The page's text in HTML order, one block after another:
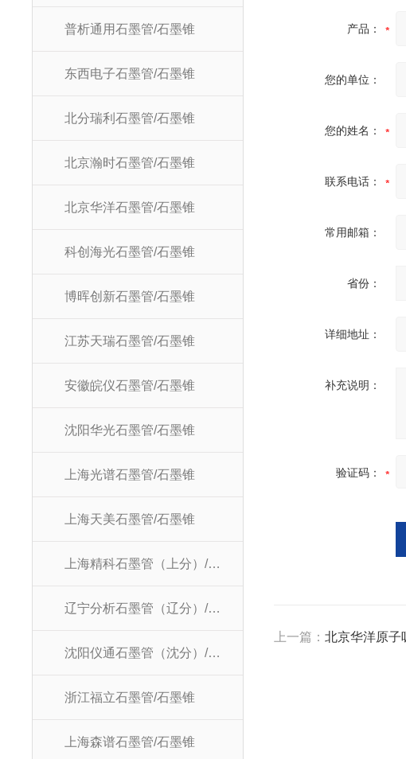
普析通用石墨管/石墨锥
东西电子石墨管/石墨锥
北分瑞利石墨管/石墨锥
北京瀚时石墨管/石墨锥
北京华洋石墨管/石墨锥
科创海光石墨管/石墨锥
博晖创新石墨管/石墨锥
江苏天瑞石墨管/石墨锥
安徽皖仪石墨管/石墨锥
沈阳华光石墨管/石墨锥
上海光谱石墨管/石墨锥
上海天美石墨管/石墨锥
上海精科石墨管（上分）/石墨锥
辽宁分析石墨管（辽分）/石墨锥
沈阳仪通石墨管（沈分）/石墨锥
浙江福立石墨管/石墨锥
上海森谱石墨管/石墨锥
产品：
您的单位：
您的姓名：
联系电话：
常用邮箱：
省份：
详细地址：
补充说明：
验证码：
上一篇： 北京华洋原子